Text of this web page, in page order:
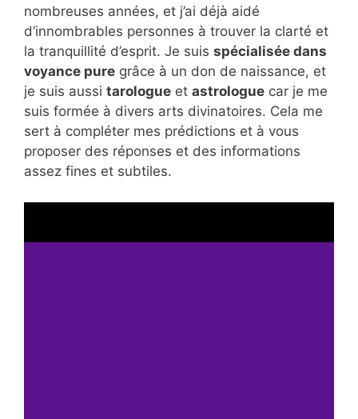
nombreuses années, et j’ai déjà aidé
d’innombrables personnes à trouver la clarté et
la tranquillité d’esprit. Je suis spécialisée dans
voyance pure grâce à un don de naissance, et
je suis aussi tarologue et astrologue car je me
suis formée à divers arts divinatoires. Cela me
sert à compléter mes prédictions et à vous
proposer des réponses et des informations
assez fines et subtiles.